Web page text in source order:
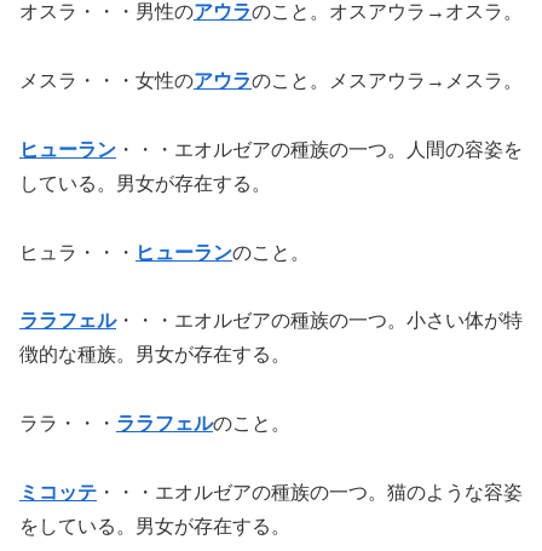
オスラ・・・男性のアウラのこと。オスアウラ→オスラ。
メスラ・・・女性のアウラのこと。メスアウラ→メスラ。
ヒューラン ・・・エオルゼアの種族の一つ。人間の容姿を
している。男女が存在する。
ヒュラ・・・ ヒューランのこと。
ララフェル・・・エオルゼアの種族の一つ。小さい体が特
徴的な種族。男女が存在する。
ララ・・・ ララフェルのこと。
ミコッテ ・・・エオルゼアの種族の一つ。猫のような容姿
をしている。男女が存在する。